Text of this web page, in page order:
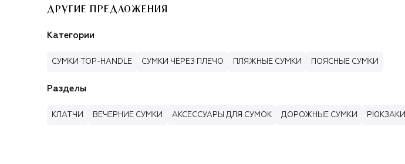
ДРУГИЕ ПРЕДЛОЖЕНИЯ
Категории
СУМКИ TOP-HANDLE СУМКИ ЧЕРЕЗ ПЛЕЧО ПЛЯЖНЫЕ СУМКИ ПОЯСНЫЕ СУМКИ
Разделы
КЛАТЧИ ВЕЧЕРНИЕ СУМКИ АКСЕССУАРЫ ДЛЯ СУМОК ДОРОЖНЫЕ СУМКИ РЮКЗАКИ